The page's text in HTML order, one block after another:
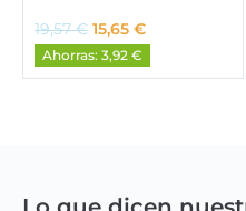
19,57€ E
l
p
o
15,65 €E
l
p
a
Ahorras: 3,92 €